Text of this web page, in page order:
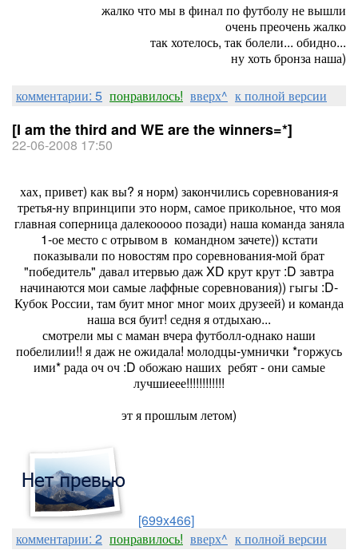
жалко что мы в финал по футболу не вышли
очень преочень жалко
так хотелось, так болели... обидно...
ну хоть бронза наша)
комментарии: 5 понравилось! вверх^ к полной версии
[I am the third and WE are the winners=*]
22-06-2008 17:50
хах, привет) как вы? я норм) закончились соревнования-я
третья-ну впринципи это норм, самое прикольное, что моя
главная соперница далекооооо позади) наша команда заняла
1-ое место с отрывом в командном зачете)) кстати
показывали по новостям про соревнования-мой брат
"победитель" давал итервью даж XD крут крут :D завтра
начинаются мои самые лаффные соревнования)) гыгы :D-
Кубок России, там буит мног мног моих друзеей) и команда
наша вся буит! седня я отдыхаю...
смотрели мы с маман вчера футболл-однако наши
побелилии!! я даж не ожидала! молодцы-умнички *горжусь
ими* рада оч оч :D обожаю наших ребят - они самые
лучшиеее!!!!!!!!!!!!
эт я прошлым летом)
[699x466]
комментарии: 2 понравилось! вверх^ к полной версии